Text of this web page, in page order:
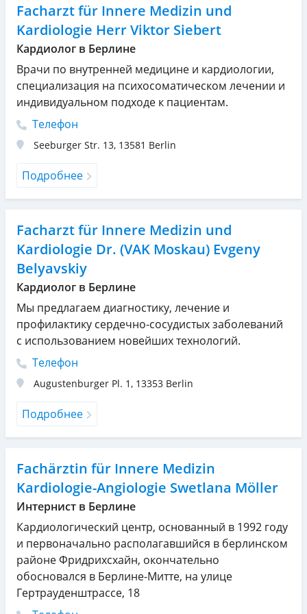
Facharzt für Innere Medizin und
Kardiologie Herr Viktor Siebert
Кардиолог в Берлине
Врачи по внутренней медицине и кардиологии,
специализация на психосоматическом лечении и
индивидуальном подходе к пациентам.
Телефон
Seeburger Str. 13, 13581 Berlin
Подробнее
Facharzt für Innere Medizin und
Kardiologie Dr. (VAK Moskau) Evgeny
Belyavskiy
Кардиолог в Берлине
Мы предлагаем диагностику, лечение и
профилактику сердечно-сосудистых заболеваний
с использованием новейших технологий.
Телефон
Augustenburger Pl. 1 , 13353 Berlin
Подробнее
Fachärztin für Innere Medizin
Kardiologie-Angiologie Swetlana Möller
Интернист в Берлине
Кардиологический центр, основанный в 1992 году
и первоначально располагавшийся в берлинском
районе Фридрихсхайн, окончательно
обосновался в Берлине-Митте, на улице
Гертрауденштрассе, 18